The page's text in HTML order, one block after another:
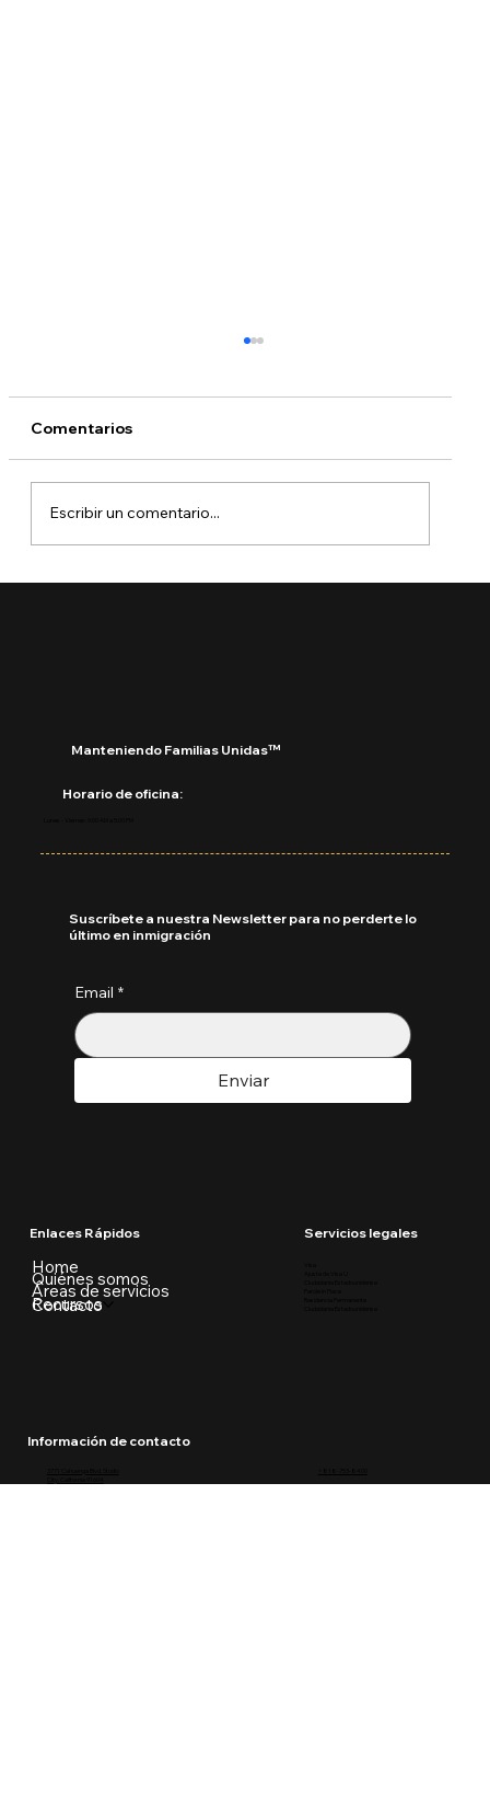
¿Qué está pasando con DACA?
Comentarios
Escribir un comentario...
Manteniendo Familias Unidas™
Horario de oficina:
Email *
Enviar
Suscríbete a nuestra Newsletter para no perderte lo
último en inmigración
Enlaces Rápidos
Home
Quiénes somos
Áreas de servicios
Recursos
Contacto
Servicios legales
Información de contacto